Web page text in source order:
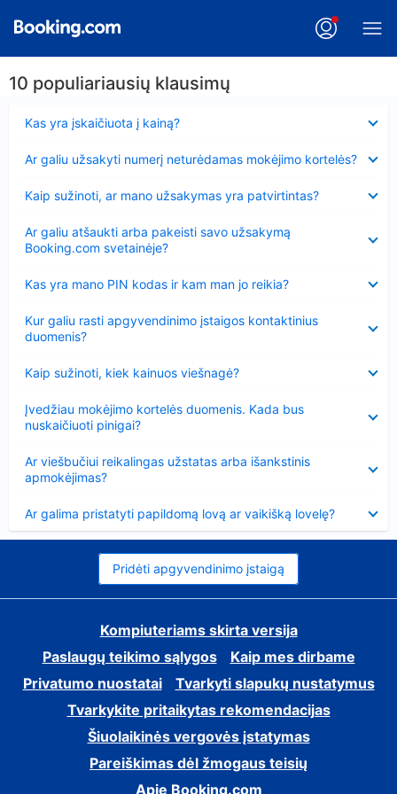
10 populiariausių klausimų
Kas yra įskaičiuota į kainą?
Ar galiu užsakyti numerį neturėdamas mokėjimo kortelės?
Kaip sužinoti, ar mano užsakymas yra patvirtintas?
Ar galiu atšaukti arba pakeisti savo užsakymą
Booking.com svetainėje?
Kas yra mano PIN kodas ir kam man jo reikia?
Kur galiu rasti apgyvendinimo įstaigos kontaktinius
duomenis?
Kaip sužinoti, kiek kainuos viešnagė?
Įvedžiau mokėjimo kortelės duomenis. Kada bus
nuskaičiuoti pinigai?
Ar viešbučiui reikalingas užstatas arba išankstinis
apmokėjimas?
Ar galima pristatyti papildomą lovą ar vaikišką lovelę?
Pridėti apgyvendinimo įstaigą
Kompiuteriams skirta versija
Paslaugų teikimo sąlygos
Kaip mes dirbame
Privatumo nuostatai
Tvarkyti slapukų nustatymus
Tvarkykite pritaikytas rekomendacijas
Šiuolaikinės vergovės įstatymas
Pareiškimas dėl žmogaus teisių
Apie Booking.com